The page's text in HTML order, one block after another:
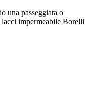
una passeggiata o
impermeabile Borelli